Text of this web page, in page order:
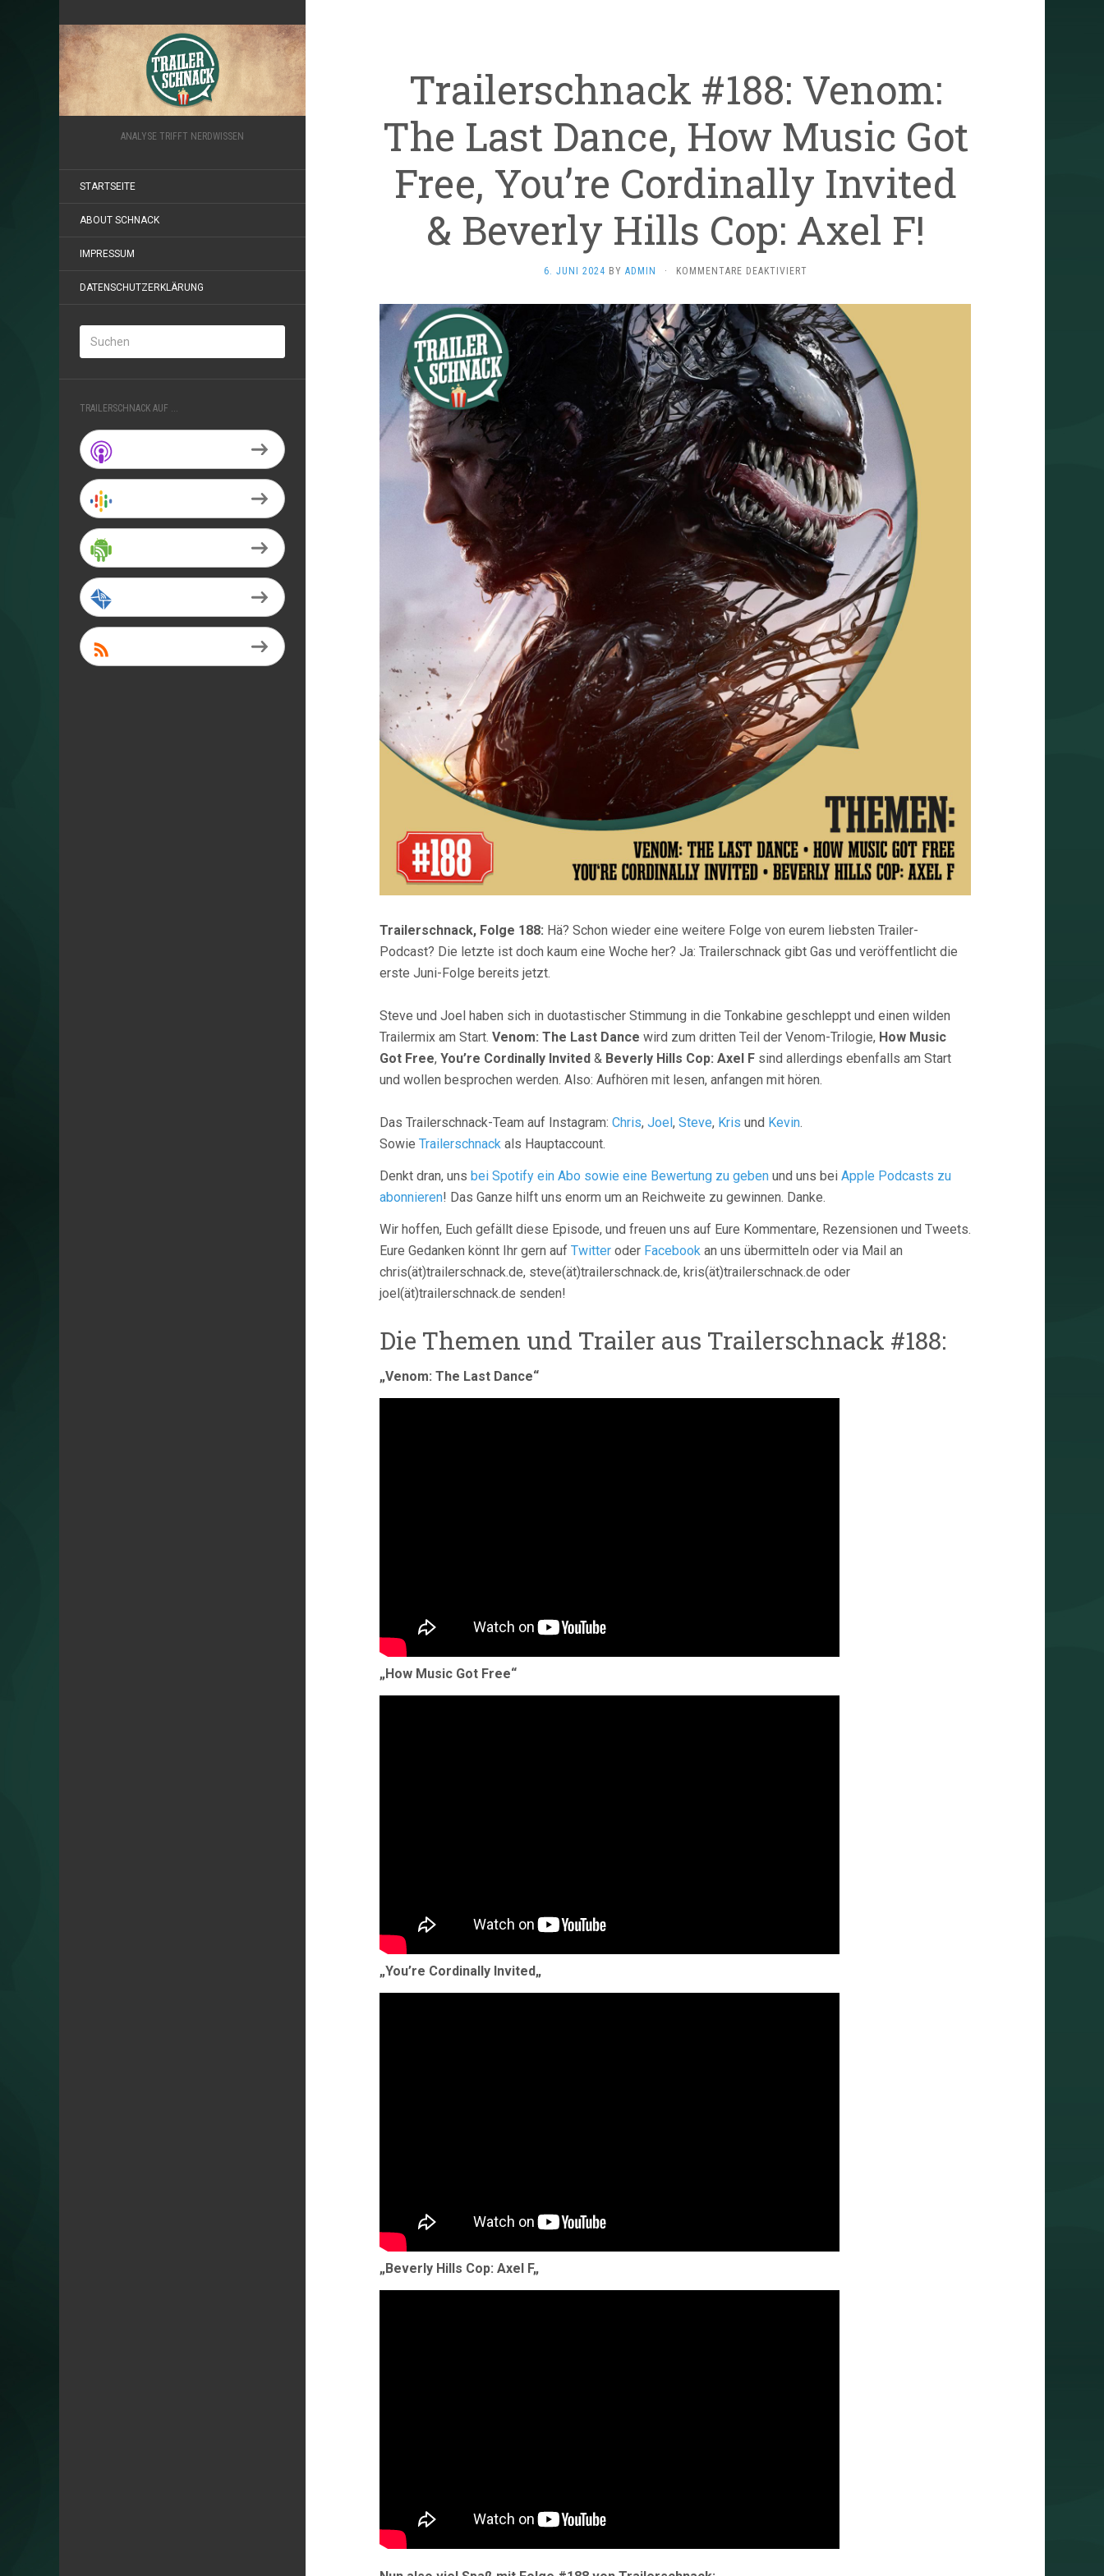
ANALYSE TRIFFT NERDWISSEN
STARTSEITE
ABOUT SCHNACK
IMPRESSUM
DATENSCHUTZERKLÄRUNG
TRAILERSCHNACK AUF ...
Trailerschnack #188: Venom:
The Last Dance, How Music Got
Free, You’re Cordinally Invited
& Beverly Hills Cop: Axel F!
6. JUNI 2024 BY ADMIN · KOMMENTARE DEAKTIVIERT
#188:
VENOM:
THE
LAST
DANCE,
HOW
MUSIC
GOT
FREE,
YOU’RE
CORDINALLY
INVITED
&
BEVERLY
HILLS
COP:
AXEL
F!
Trailerschnack, Folge 188: Hä? Schon wieder eine weitere Folge von eurem liebsten Trailer-
Podcast? Die letzte ist doch kaum eine Woche her? Ja: Trailerschnack gibt Gas und veröffentlicht die
erste Juni-Folge bereits jetzt.
Steve und Joel haben sich in duotastischer Stimmung in die Tonkabine geschleppt und einen wilden
Trailermix am Start. Venom: The Last Dance wird zum dritten Teil der Venom-Trilogie, How Music
Got Free, You’re Cordinally Invited & Beverly Hills Cop: Axel F sind allerdings ebenfalls am Start
und wollen besprochen werden. Also: Aufhören mit lesen, anfangen mit hören.
Das Trailerschnack-Team auf Instagram: Chris, Joel, Steve, Kris und Kevin.
Sowie Trailerschnack als Hauptaccount.
Denkt dran, uns bei Spotify ein Abo sowie eine Bewertung zu geben und uns bei Apple Podcasts zu
abonnieren! Das Ganze hilft uns enorm um an Reichweite zu gewinnen. Danke.
Wir hoffen, Euch gefällt diese Episode, und freuen uns auf Eure Kommentare, Rezensionen und Tweets.
Eure Gedanken könnt Ihr gern auf Twitter oder Facebook an uns übermitteln oder via Mail an
chris(ät)trailerschnack.de, steve(ät)trailerschnack.de, kris(ät)trailerschnack.de oder
joel(ät)trailerschnack.de senden!
Die Themen und Trailer aus Trailerschnack #188:
„Venom: The Last Dance“
„How Music Got Free“
„You’re Cordinally Invited„
„Beverly Hills Cop: Axel F„